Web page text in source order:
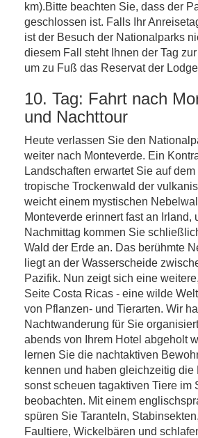
km).Bitte beachten Sie, dass der
geschlossen ist. Falls Ihr
ist der Besuch der Nationalparks
diesem Fall steht Ihnen der Tag
um zu Fuß das Reservat der
10. Tag: Fahrt nach
und Nachttour
Heute verlassen Sie den
weiter nach Monteverde. Ein
Landschaften erwartet Sie auf
tropische Trockenwald der
weicht einem mystischen
Monteverde erinnert fast an Irland,
Nachmittag kommen Sie
Wald der Erde an. Das berühmte
liegt an der Wasserscheide
Pazifik. Nun zeigt sich eine
Seite Costa Ricas - eine wilde
von Pflanzen- und Tierarten. Wir
Nachtwanderung für Sie
abends von Ihrem Hotel abgeholt
lernen Sie die nachtaktiven
kennen und haben gleichzeitig die
sonst scheuen tagaktiven Tiere im
beobachten. Mit einem
spüren Sie Taranteln,
Faultiere, Wickelbären und